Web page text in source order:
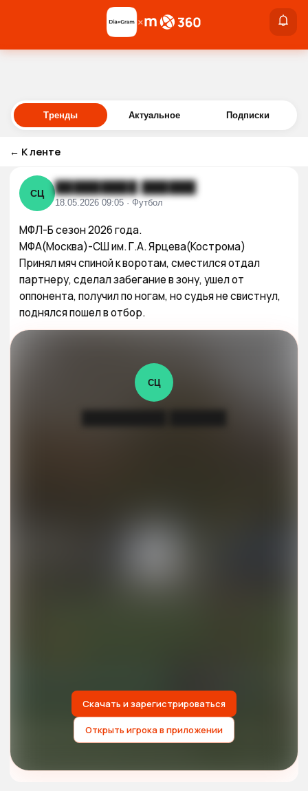
Войти
×
Тренды Актуальное Подписки
← К ленте
СЦ █████████ ██████
18.05.2026 09:05 · Футбол
МФЛ-Б сезон 2026 года.
МФА(Москва)-СШ им. Г.А. Ярцева(Кострома)
Принял мяч спиной к воротам, сместился отдал
партнеру, сделал забегание в зону, ушел от
оппонента, получил по ногам, но судья не свистнул,
поднялся пошел в отбор.
СЦ
Скачать и зарегистрироваться
Открыть игрока в приложении